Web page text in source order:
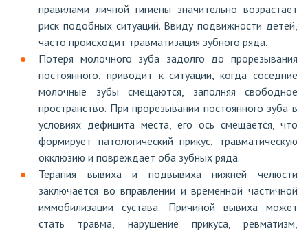
правилами личной гигиены значительно возрастает
риск подобных ситуаций. Ввиду подвижности детей,
часто происходит травматизация зубного ряда.
Потеря молочного зуба задолго до прорезывания
постоянного, приводит к ситуации, когда соседние
молочные зубы смещаются, заполняя свободное
пространство. При прорезывании постоянного зуба в
условиях дефицита места, его ось смещается, что
формирует патологический прикус, травматическую
окклюзию и повреждает оба зубных ряда.
Терапия вывиха и подвывиха нижней челюсти
заключается во вправлении и временной частичной
иммобилизации сустава. Причиной вывиха может
стать травма, нарушение прикуса, ревматизм,